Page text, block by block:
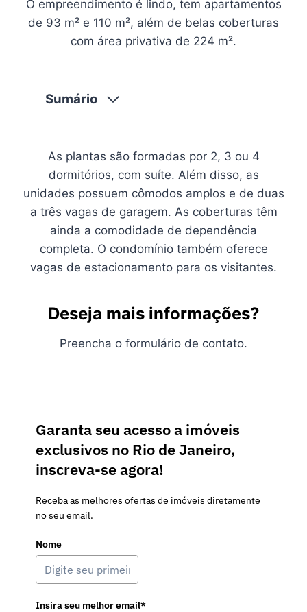
O empreendimento é lindo, tem apartamentos
de 93 m² e 110 m², além de belas coberturas
com área privativa de 224 m².
Sumário
As plantas são formadas por 2, 3 ou 4
dormitórios, com suíte. Além disso, as
unidades possuem cômodos amplos e de duas
a três vagas de garagem. As coberturas têm
ainda a comodidade de dependência
completa. O condomínio também oferece
vagas de estacionamento para os visitantes.
Deseja mais informações?
Preencha o formulário de contato.
Garanta seu acesso a imóveis
exclusivos no Rio de Janeiro,
inscreva-se agora!
Receba as melhores ofertas de imóveis diretamente
no seu email.
Nome
Insira seu melhor email*